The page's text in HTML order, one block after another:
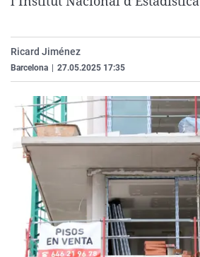
Ricard Jiménez
Barcelona 27.05.2025 17:35